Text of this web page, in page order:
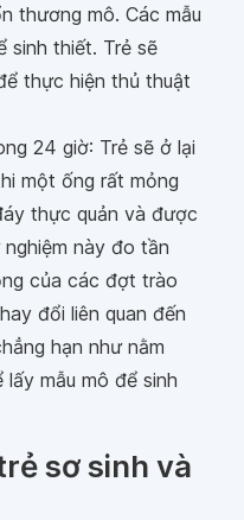
thương mô. Các mẫu
sinh thiết. Trẻ sẽ
thực hiện thủ thuật
24 giờ: Trẻ sẽ ở lại
một ống rất mỏng
thực quản và được
này đo tần
của các đợt trào
đổi liên quan đến
hạn như nằm
mẫu mô để sinh
sơ sinh và